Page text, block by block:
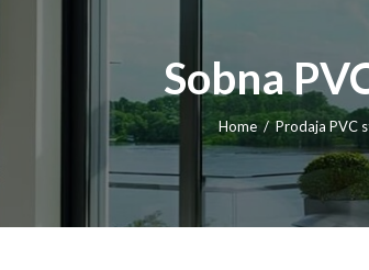
Sobna
Home Prodaja PVC